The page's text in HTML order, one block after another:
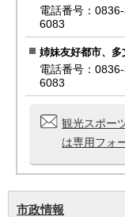
電話番号：
6083
姉妹友好都市、多
電話番号：
6083
観光スポー
は専用フォ
市政情報